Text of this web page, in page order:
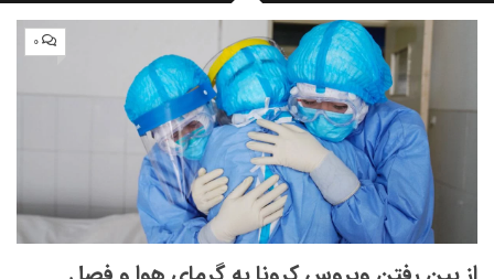
زیبایی و آرایش
شیک پوشی
دکوراسیون و چیدمان
غذا
رستوران گردی
آشپزی
سفر و گردشگری
۰